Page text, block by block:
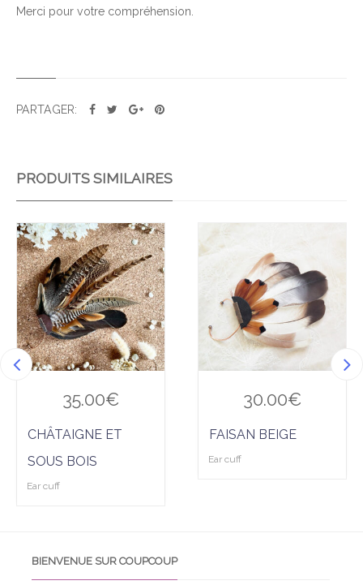
Merci pour votre compréhension.
PARTAGER:
PRODUITS SIMILAIRES
Ajo
uter
à la
wis
hlist
35.00€
CHÂTAIGNE ET
SOUS BOIS
Ear cuff
Ajo
wis
30.00€
FAISAN BEIGE
Ear cuff
BIENVENUE SUR COUPCOUP